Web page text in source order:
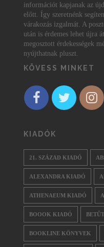
információt kapjanak az
előtt. Így szeretnénk
várakozás izgalmát. A
után is érdemes lehet újra
megosztott érdekességek
nyújthatnak pluszt.
KÖVESS MINKET
KIADÓK
21. SZÁZAD KIADÓ
ALEXANDRA KIADÓ
ATHENAEUM KIADÓ
BOOOK KIADÓ
BOOKLINE KÖNYVEK